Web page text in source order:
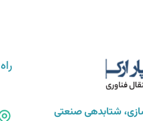
شتابدهی صنعتی